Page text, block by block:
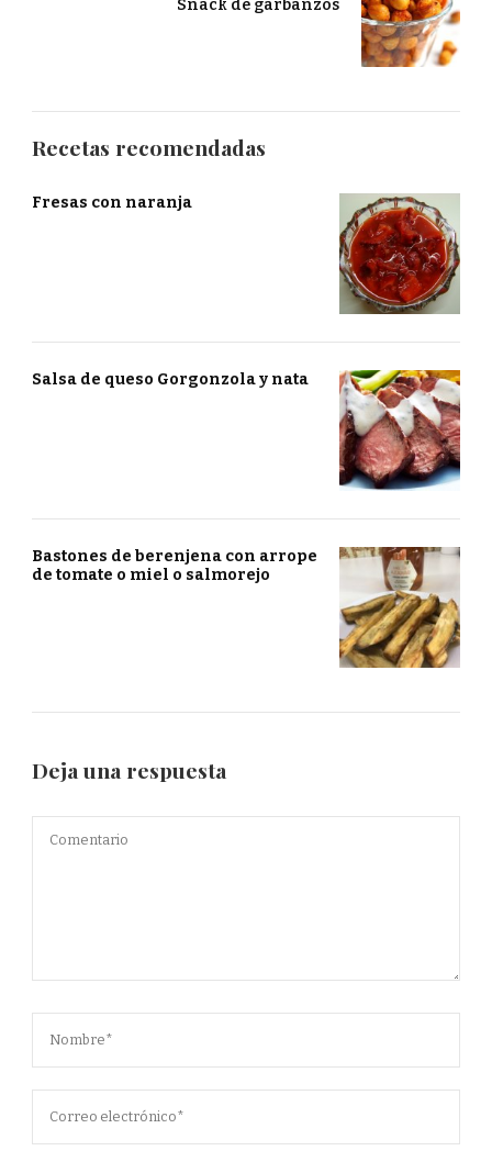
Snack de garbanzos
Recetas recomendadas
Fresas con naranja
Salsa de queso Gorgonzola y nata
Bastones de berenjena con arrope
de tomate o miel o salmorejo
Deja una respuesta